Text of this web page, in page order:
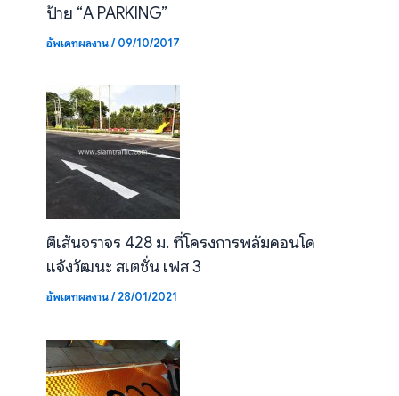
ป้าย “A PARKING”
อัพเดทผลงาน/09/10/2017
ตีเส้นจราจร 428 ม. ที่โครงการพลัมคอนโด
แจ้งวัฒนะ สเตชั่น เฟส 3
อัพเดทผลงาน/28/01/2021